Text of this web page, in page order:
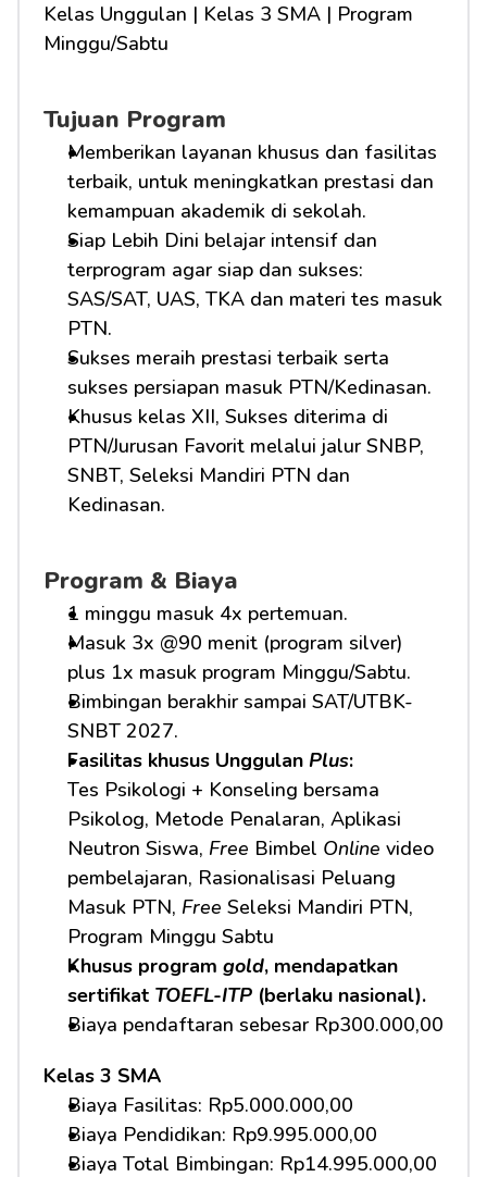
Kelas Unggulan | Kelas 3 SMA | Program
Minggu/Sabtu
Tujuan Program
Memberikan layanan khusus dan fasilitas
terbaik, untuk meningkatkan prestasi dan
kemampuan akademik di sekolah.
Siap Lebih Dini belajar intensif dan
terprogram agar siap dan sukses:
SAS/SAT, UAS, TKA dan materi tes masuk
PTN.
Sukses meraih prestasi terbaik serta
sukses persiapan masuk PTN/Kedinasan.
Khusus kelas XII, Sukses diterima di
PTN/Jurusan Favorit melalui jalur SNBP,
SNBT, Seleksi Mandiri PTN dan
Kedinasan.
Program & Biaya
1 minggu masuk 4x pertemuan.
Masuk 3x @90 menit (program silver)
plus 1x masuk program Minggu/Sabtu.
Bimbingan berakhir sampai SAT/UTBK-
SNBT 2027.
Fasilitas khusus Unggulan Plus:
Tes Psikologi + Konseling bersama
Psikolog, Metode Penalaran, Aplikasi
Neutron Siswa, Free Bimbel Online video
pembelajaran, Rasionalisasi Peluang
Masuk PTN, Free Seleksi Mandiri PTN,
Program Minggu Sabtu
Khusus program gold, mendapatkan
sertifikat TOEFL-ITP (berlaku nasional).
Biaya pendaftaran sebesar Rp300.000,00
Kelas 3 SMA
Biaya Fasilitas: Rp5.000.000,00
Biaya Pendidikan: Rp9.995.000,00
Biaya Total Bimbingan: Rp14.995.000,00